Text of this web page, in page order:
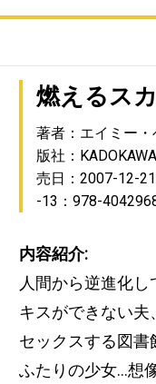
燃えるス
著者：エイミー
版社：KADOKAWA
売日：2007-12-21
-13：978-
内容紹介:
人間から逆進化
キスができない
セックスする図
ふたりの少女…想